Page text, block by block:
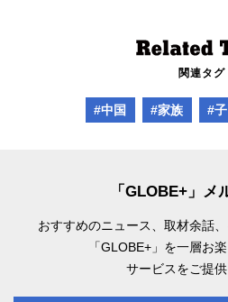
関連タグ
#中国 #家族 #
「GLOBE+」メ
おすすめのニュース、取材余話、
「GLOBE+」を一層お
サービスをご提供